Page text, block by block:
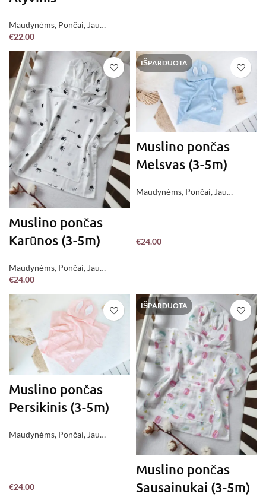
Maudynėms, Pončai, Jau
pagaminta !
€22.00
Muslino pončas
Karūnos (3-5m)
Maudynėms, Pončai, Jau
pagaminta !
€24.00
IŠPARDUOTA
Muslino pončas
Melsvas (3-5m)
Maudynėms, Pončai, Jau
€24.00
Muslino pončas
Persikinis (3-5m)
Maudynėms, Pončai,Jau
€24.00
IŠPARDUOTA
Muslino pončas
Sausainukai (3-5m)